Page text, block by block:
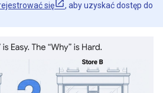
się
, aby uzyskać dostęp do